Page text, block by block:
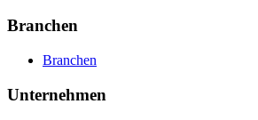
Branchen
Branchen
Unternehmen